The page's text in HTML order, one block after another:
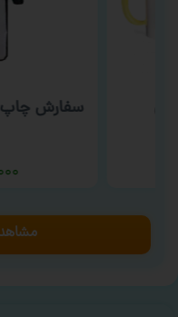
سفارش چاپ